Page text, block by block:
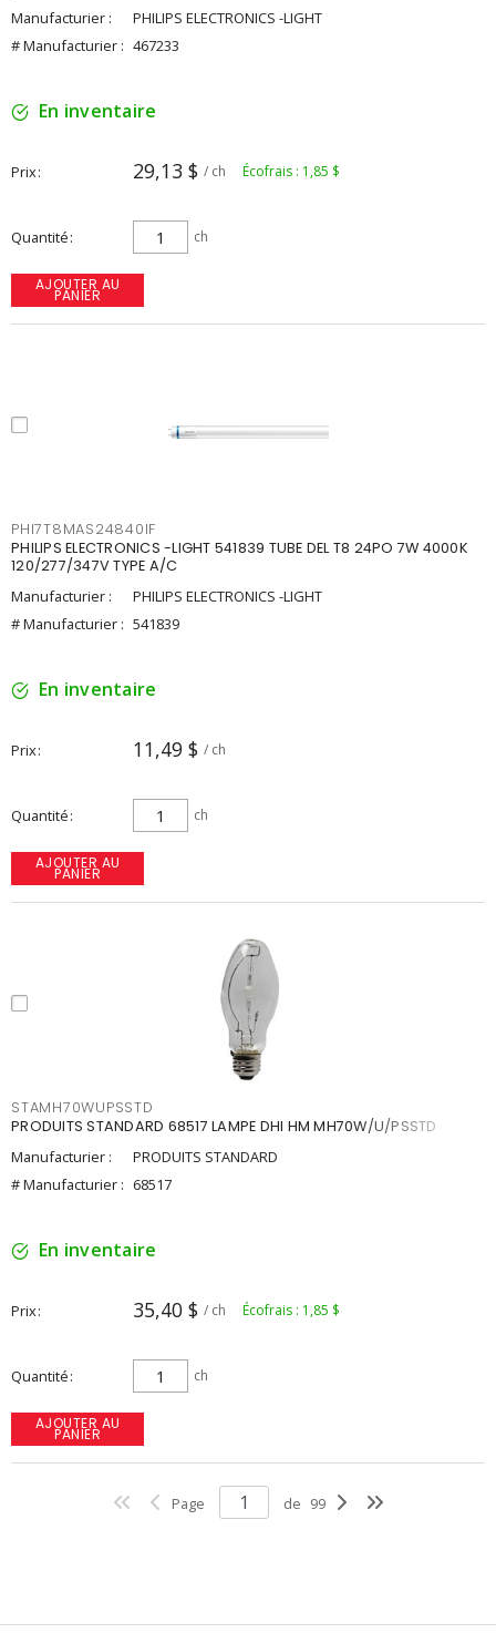
Manufacturier :
PHILIPS ELECTRONICS -LIGHT
# Manufacturier : 467233
En inventaire
Prix 29,13 $ / ch Écofrais : 1,85 $
Quantité ch
AJOUTER AU
PANIER
PHI7T8MAS24840IF
PHILIPS ELECTRONICS -LIGHT 541839 TUBE DEL T8 24PO 7W 4000K
120/277/347V TYPE A/C
Manufacturier :
PHILIPS ELECTRONICS -LIGHT
# Manufacturier : 541839
En inventaire
Prix 11,49 $ / ch
Quantité ch
AJOUTER AU
PANIER
STAMH70WUPSSTD
PRODUITS STANDARD 68517 LAMPE DHI HM MH70W/U/PSSTD
Manufacturier :
PRODUITS STANDARD
# Manufacturier : 68517
En inventaire
Prix 35,40 $ / ch Écofrais : 1,85 $
Quantité ch
AJOUTER AU
PANIER
Page de 99